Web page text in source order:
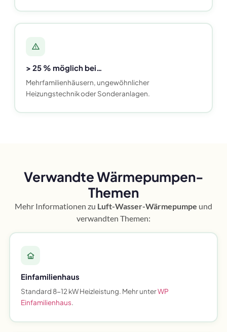
> 25 % möglich bei…
Mehrfamilienhäusern, ungewöhnlicher
Heizungstechnik oder Sonderanlagen.
Verwandte Wärmepumpen-
Themen
Mehr Informationen zu Luft-Wasser-Wärmepumpe und
verwandten Themen:
Einfamilienhaus
Standard 8-12 kW Heizleistung. Mehr unterWP
Einfamilienhaus.